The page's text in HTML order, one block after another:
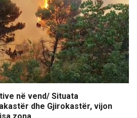
në vend/ Situata
dhe Gjirokastër, vijon